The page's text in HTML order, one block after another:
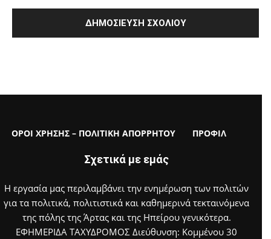
ΟΡΟΙ ΧΡΗΣΗΣ – ΠΟΛΙΤΙΚΗ ΑΠΟΡΡΗΤΟΥ ΠΡΟΦΙΛ
Σχετικά με εμάς
Η εργασία μας περιλαμβάνει την ενημέρωση των πολιτών
για τα πολιτικά, πολιτιστικά και καθημερινά τεκταινόμενα
της πόλης της Άρτας και της Ηπείρου γενικότερα.
ΕΦΗΜΕΡΙΔΑ ΤΑΧΥΔΡΟΜΟΣ Διεύθυνση: Κομμένου 30